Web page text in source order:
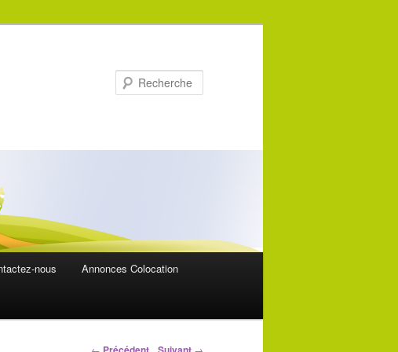
nous Annonces Colocation
Navigation des
← →